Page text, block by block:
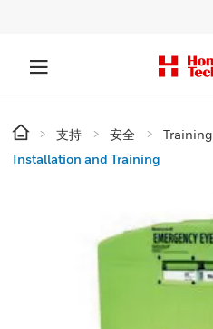
支持 安全 Training
Installation and Training